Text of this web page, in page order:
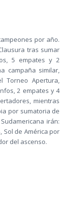
por año.
tras sumar
5 empates y 2
campaña similar,
Torneo Apertura,
2 empates y 4
mientras
por sumatoria de
irán:
Sol de América por
del ascenso.